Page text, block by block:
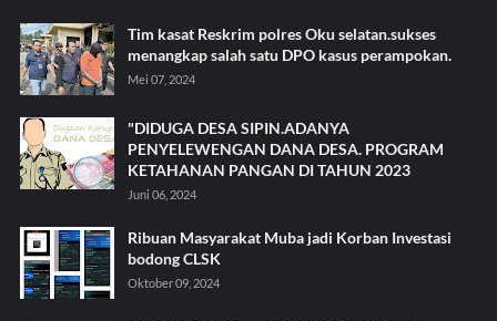
Tim kasat Reskrim polres Oku selatan.sukses
menangkap salah satu DPO kasus perampokan.
Mei 07, 2024
"DIDUGA DESA SIPIN.ADANYA
PENYELEWENGAN DANA DESA. PROGRAM
KETAHANAN PANGAN DI TAHUN 2023
Juni 06, 2024
Ribuan Masyarakat Muba jadi Korban Investasi
bodong CLSK
Oktober 09, 2024